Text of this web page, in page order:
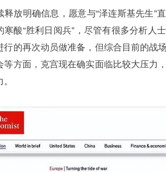
释放明确信息，愿意与“泽连斯基先生”
寒酸“胜利日阅兵”，尽管有很多分析人
行的再次动员做准备，但综合目前的战
等方面，克宫现在确实面临比较大压力